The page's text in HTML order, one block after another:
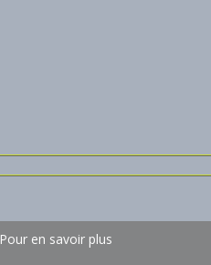
Pour en savoir plus